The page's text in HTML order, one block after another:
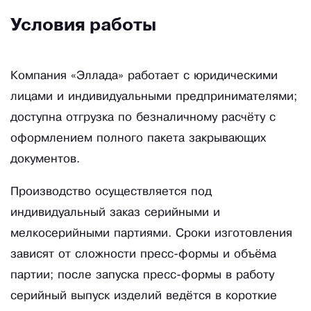
Условия работы
Компания «Эллада» работает с юридическими
лицами и индивидуальными предпринимателями;
доступна отгрузка по безналичному расчёту с
оформлением полного пакета закрывающих
документов.
Производство осуществляется под
индивидуальный заказ серийными и
мелкосерийными партиями. Сроки изготовления
зависят от сложности пресс-формы и объёма
партии; после запуска пресс-формы в работу
серийный выпуск изделий ведётся в короткие